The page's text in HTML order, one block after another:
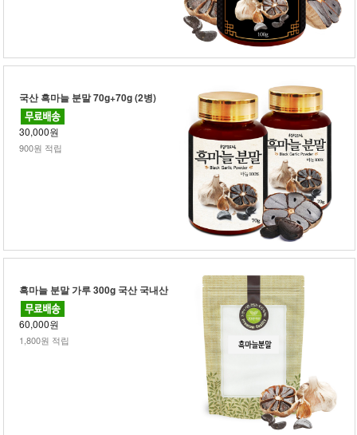
국산 흑마늘 분말 70g+70g (2병)
30,000원
900원 적립
흑마늘 분말 가루 300g 국산 국내산
60,000원
1,800원 적립